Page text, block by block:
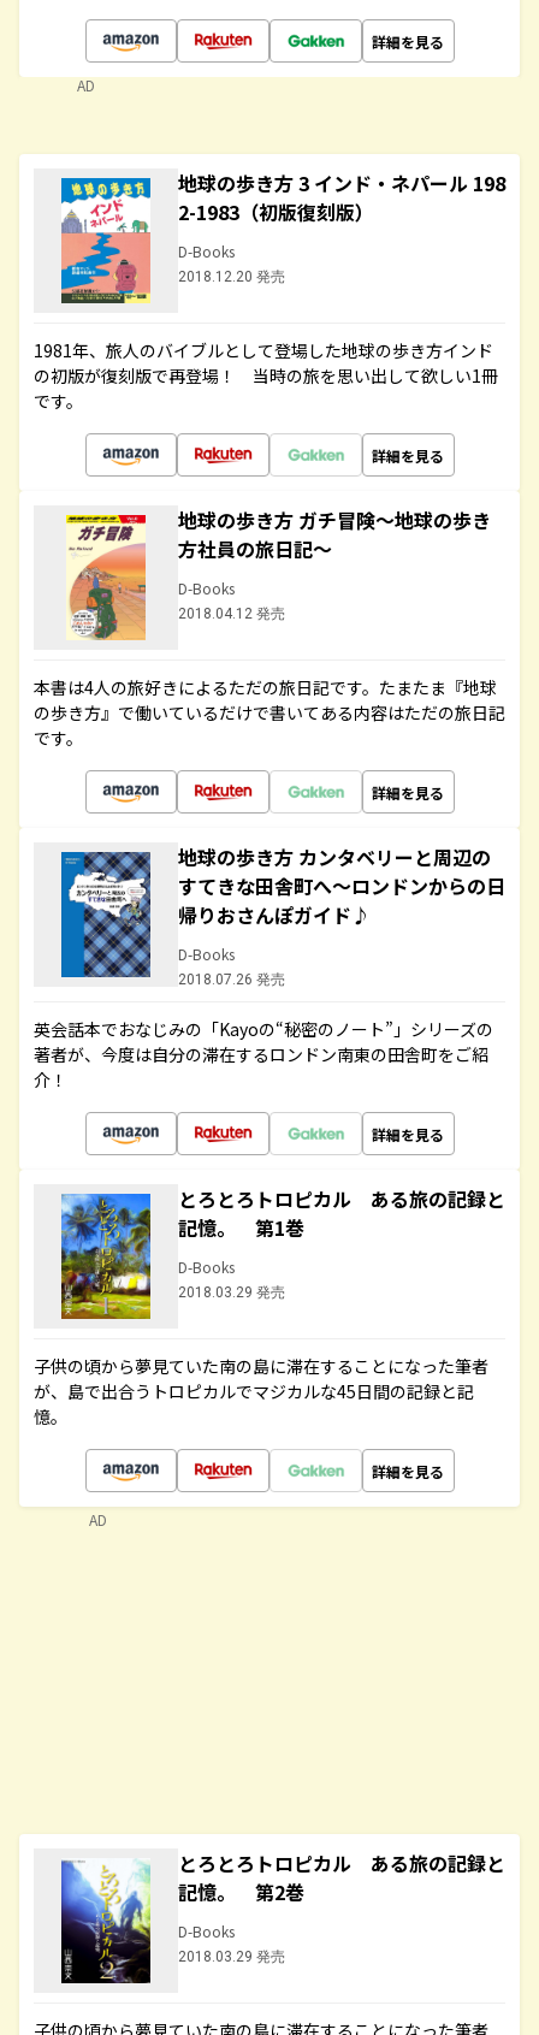
詳細を見る
AD
地球の歩き方 3 インド・ネパール 198
2-1983（初版復刻版）
D-Books
2018.12.20 発売
1981年、旅人のバイブルとして登場した地球の歩き方インド
の初版が復刻版で再登場！ 当時の旅を思い出して欲しい1冊
です。
詳細を見る
地球の歩き方 ガチ冒険～地球の歩き
方社員の旅日記～
D-Books
2018.04.12 発売
本書は4人の旅好きによるただの旅日記です。たまたま『地球
の歩き方』で働いているだけで書いてある内容はただの旅日記
です。
詳細を見る
地球の歩き方 カンタベリーと周辺の
すてきな田舎町へ～ロンドンからの日
帰りおさんぽガイド♪
D-Books
2018.07.26 発売
英会話本でおなじみの「Kayoの“秘密のノート”」シリーズの
著者が、今度は自分の滞在するロンドン南東の田舎町をご紹
介！
詳細を見る
とろとろトロピカル ある旅の記録と
記憶。 第1巻
D-Books
2018.03.29 発売
子供の頃から夢見ていた南の島に滞在することになった筆者
が、島で出合うトロピカルでマジカルな45日間の記録と記
憶。
詳細を見る
とろとろトロピカル ある旅の記録と
記憶。 第2巻
D-Books
2018.03.29 発売
子供の頃から夢見ていた南の島に滞在することになった筆者
AD